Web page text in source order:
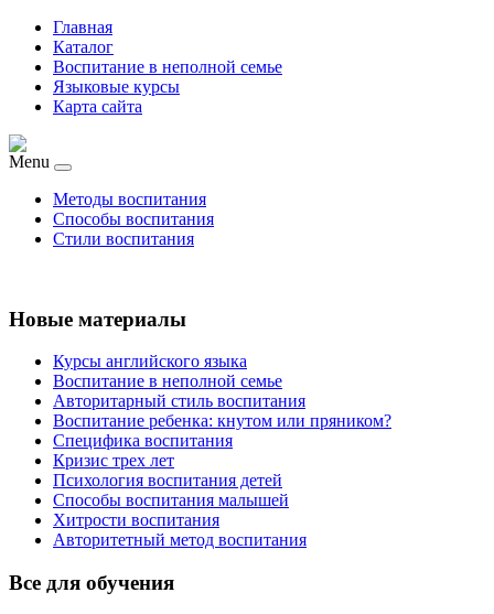
Главная
Каталог
Воспитание в неполной семье
Языковые курсы
Карта сайта
Menu
Методы воспитания
Способы воспитания
Стили воспитания
Новые материалы
Курсы английского языка
Воспитание в неполной семье
Авторитарный стиль воспитания
Воспитание ребенка: кнутом или пряником?
Специфика воспитания
Кризис трех лет
Психология воспитания детей
Способы воспитания малышей
Хитрости воспитания
Авторитетный метод воспитания
Все для обучения